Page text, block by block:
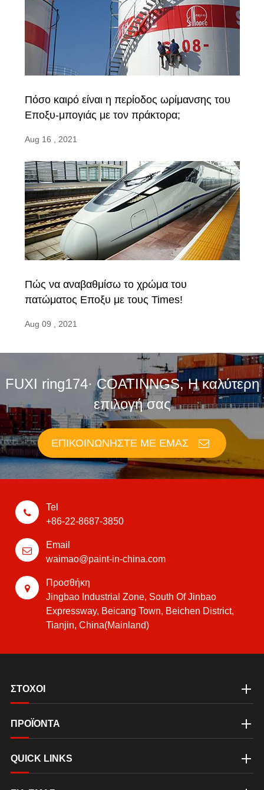
Πόσο καιρό είναι η περίοδος ωρίμανσης του
Εποξυ-μπογιάς με τον πράκτορα;
Aug 16 , 2021
Πώς να αναβαθμίσω το χρώμα του
πατώματος Εποξυ με τους Times!
Aug 09 , 2021
FUXI ring174· COATINNGS, Η καλύτερη
επιλογή σας
ΕΠΙΚΟΙΝΩΝΉΣΤΕ ΜΕ ΕΜΆΣ
Tel
+86-22-8687-3850
Email
waimao@paint-in-china.com
Προσθήκη
Jingbao Industrial Zone, South Of Jinbao
Expressway, Beicang Town, Beichen District,
Tianjin, China(Mainland)
ΣΤΟΧΟΙ
ΠΡΟΪΟΝΤΑ
QUICK LINKS